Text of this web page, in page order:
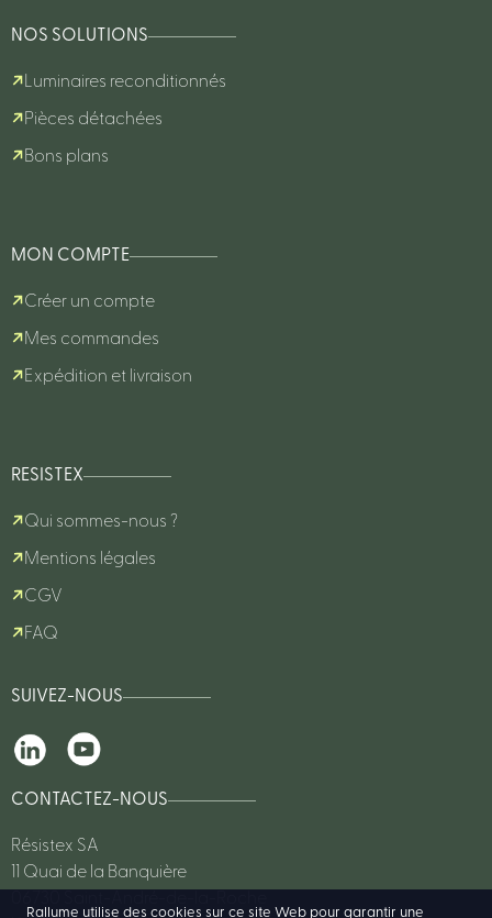
Rallume utilise des cookies sur ce site Web pour garantir une
NOS SOLUTIONS
Luminaires reconditionnés
Pièces détachées
Bons plans
MON COMPTE
Créer un compte
Mes commandes
Expédition et livraison
RESISTEX
Qui sommes-nous ?
Mentions légales
CGV
FAQ
SUIVEZ-NOUS
CONTACTEZ-NOUS
Résistex SA
11 Quai de la Banquière